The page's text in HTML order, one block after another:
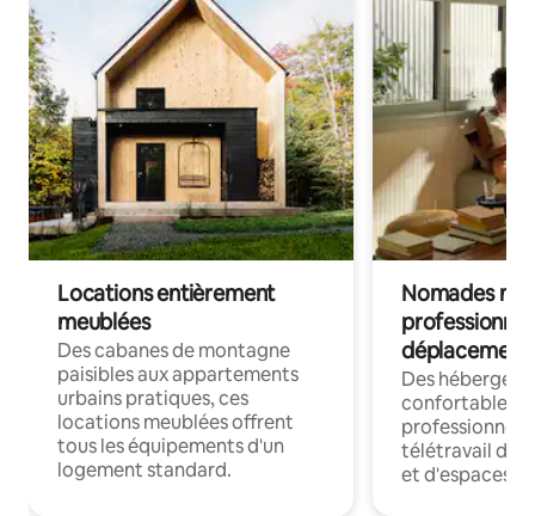
Locations entièrement
meublées
Des cabanes de montagne
paisibles aux appartements
urbains pratiques, ces
locations meublées offrent
tous les équipements d'un
logement standard.
Nomades
déplacement
Des
confortables
professionnels
télétravail
et d'espaces